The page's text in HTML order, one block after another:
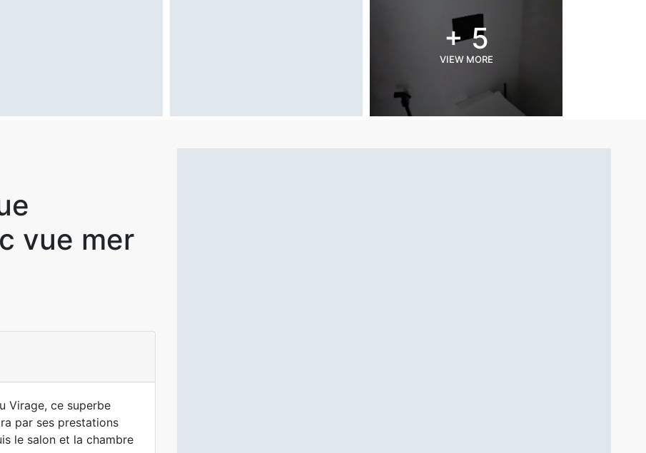
+ 5
VIEW MORE
vue mer
Virage, ce superbe
par ses prestations
le salon et la chambre